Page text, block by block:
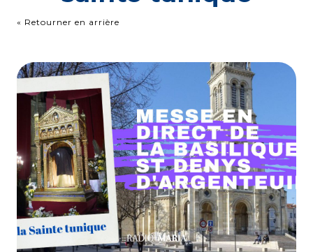
« Retourner en arrière